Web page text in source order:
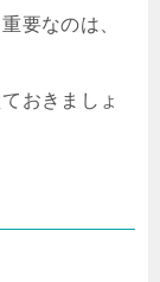
要なのは、
おきましょ